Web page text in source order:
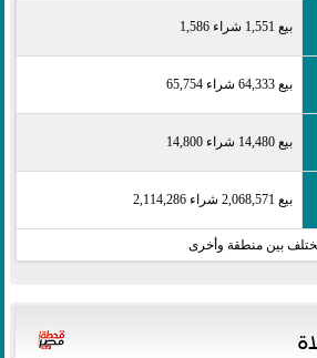
بيع 1,551 شراء 1,586
بيع 64,333 شراء 65,754
بيع 14,480 شراء 14,800
بيع 2,068,571 شراء 2,114,286
بين منطقة وأخرى